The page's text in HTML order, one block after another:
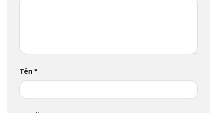
Tên *